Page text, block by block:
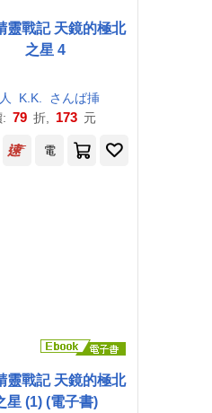
靈戰記 天鏡的極北
之星 4
人 K.K.
さんば挿
79 折, 173 元
電
靈戰記 天鏡的極北
星 (1) (電子書)